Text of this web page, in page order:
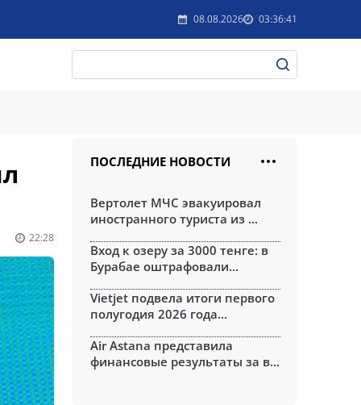
08.08.2026 03:36:41
22:28
ПОСЛЕДНИЕ НОВОСТИ
Вертолет МЧС эвакуировал
иностранного туриста из ...
Вход к озеру за 3000 тенге: в
Бурабае оштрафовали...
Vietjet подвела итоги первого
полугодия 2026 года...
Air Astana представила
финансовые результаты за в...